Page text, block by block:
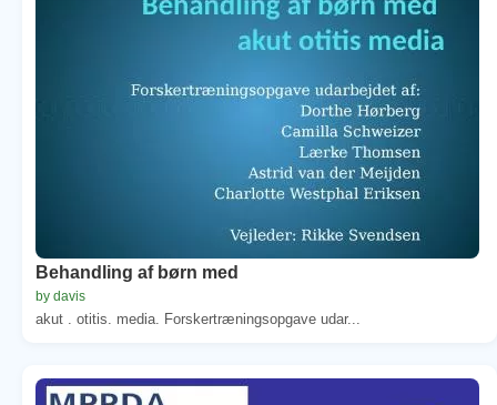
Behandling af børn med
by davis
akut . otitis. media. Forskertræningsopgave udar...